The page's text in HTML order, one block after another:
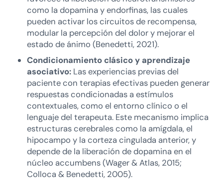
como la dopamina y endorfinas, las cuales
pueden activar los circuitos de recompensa,
modular la percepción del dolor y mejorar el
estado de ánimo (Benedetti, 2021).
Condicionamiento clásico y aprendizaje
asociativo: Las experiencias previas del
paciente con terapias efectivas pueden generar
respuestas condicionadas a estímulos
contextuales, como el entorno clínico o el
lenguaje del terapeuta. Este mecanismo implica
estructuras cerebrales como la amígdala, el
hipocampo y la corteza cingulada anterior, y
depende de la liberación de dopamina en el
núcleo accumbens (Wager & Atlas, 2015;
Colloca & Benedetti, 2005).